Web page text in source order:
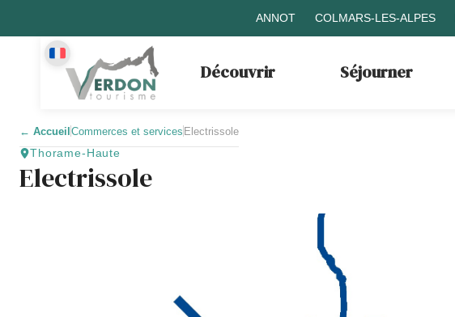
ANNOT COLMARS-LES-ALPES
Découvrir Séjourner
← AccueilCommerces et services Electrissole
Thorame-Haute
Electrissole